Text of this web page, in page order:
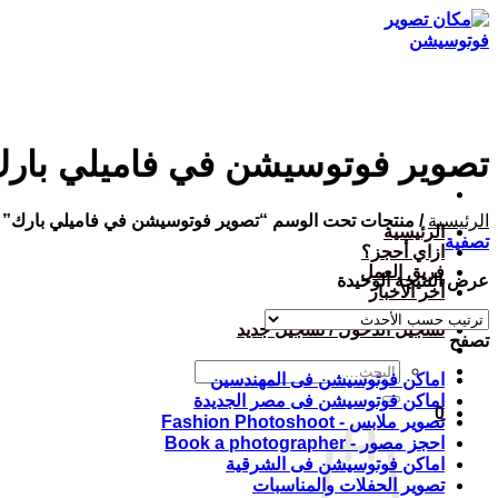
تخطي
للمحتوى
الرئيسية
ازاي أحجز؟
فريق العمل
أخر الاخبار
تسجيل الدخول / تسجيل جديد
البحث
عن:
0
تصوير فوتوسيشن في فاميلي
الرئيسية / منتجات تحت الوسم “تصوير فوتوسيشن في فاميلي بارك”
تصفية
عرض النتيجة الوحيدة
تصفح
اماكن فوتوسيشن فى المهندسين
اماكن فوتوسيشن فى مصر الجديدة
تصوير ملابس - Fashion Photoshoot
احجز مصور - Book a photographer
اماكن فوتوسيشن فى الشرقية
تصوير الحفلات والمناسبات